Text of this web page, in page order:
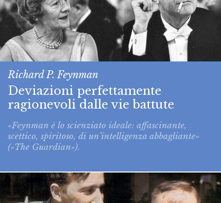
Richard P. Feynman
Deviazioni perfettamente
ragionevoli dalle vie battute
«Feynman è lo scienziato ideale: affascinante,
scettico, spiritoso, di un’intelligenza abbagliante»
(«The Guardian»).